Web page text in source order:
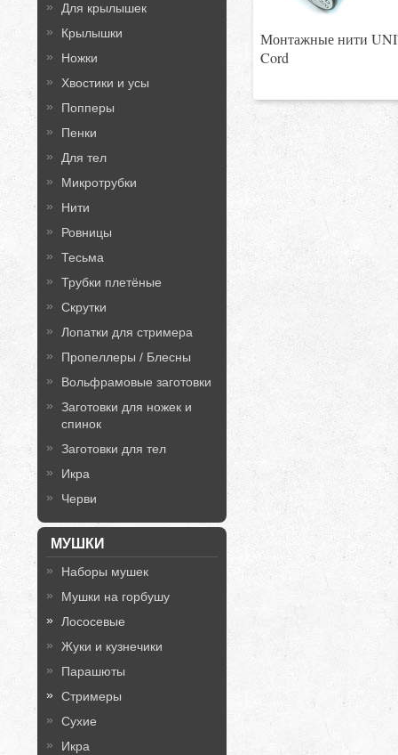
Для крылышек
Крылышки
Ножки
Хвостики и усы
Попперы
Пенки
Для тел
Микротрубки
Нити
Ровницы
Тесьма
Трубки плетёные
Скрутки
Лопатки для стримера
Пропеллеры / Блесны
Вольфрамовые заготовки
Заготовки для ножек и
спинок
Заготовки для тел
Икра
Черви
МУШКИ
Наборы мушек
Мушки на горбушу
Лососевые
Жуки и кузнечики
Парашюты
Стримеры
Сухие
Икра
Монтажные нити
Cord